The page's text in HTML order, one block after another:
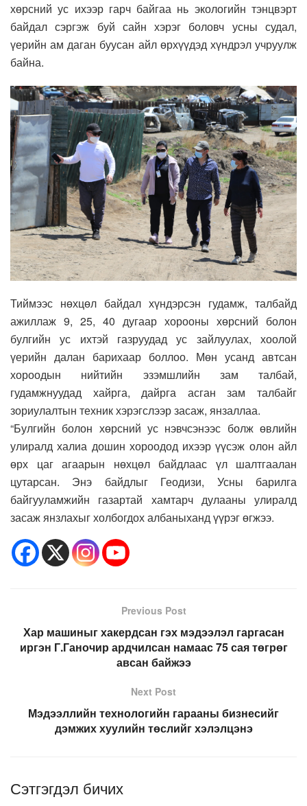
хөрсний ус ихээр гарч байгаа нь экологийн тэнцвэрт
байдал сэргэж буй сайн хэрэг боловч усны судал,
үерийн ам даган буусан айл өрхүүдэд хүндрэл учруулж
байна.
Тиймээс нөхцөл байдал хүндэрсэн гудамж, талбайд
ажиллаж 9, 25, 40 дугаар хорооны хөрсний болон
булгийн ус ихтэй газруудад ус зайлуулах, хоолой
үерийн далан барихаар боллоо. Мөн усанд автсан
хороодын нийтийн эзэмшлийн зам талбай,
гудамжнуудад хайрга, дайрга асган зам талбайг
зориулалтын техник хэрэгслээр засаж, янзаллаа.
“Булгийн болон хөрсний ус нэвчсэнээс болж өвлийн
улиралд халиа дошин хороодод ихээр үүсэж олон айл
өрх цаг агаарын нөхцөл байдлаас үл шалтгаалан
цутарсан. Энэ байдлыг Геодизи, Усны барилга
байгууламжийн газартай хамтарч дулааны улиралд
засаж янзлахыг холбогдох албаныханд үүрэг өгжээ.
Previous Post
Хар машиныг хакердсан гэх мэдээлэл гаргасан
иргэн Г.Ганочир ардчилсан намаас 75 сая төгрөг
авсан байжээ
Next Post
Мэдээллийн технологийн гарааны бизнесийг
дэмжих хуулийн төслийг хэлэлцэнэ
Сэтгэгдэл бичих